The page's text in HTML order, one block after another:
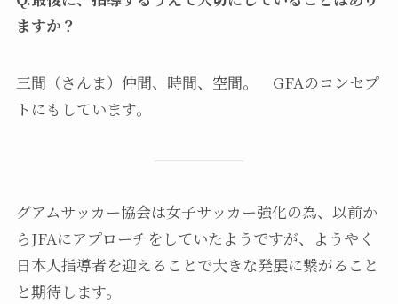
ますか？
三間（さんま）仲間、時間、空間。 GFAのコンセプ
トにもしています。
グアムサッカー協会は女子サッカー強化の為、以前か
らJFAにアプローチをしていたようですが、ようやく
日本人指導者を迎えることで大きな発展に繋がること
と期待します。